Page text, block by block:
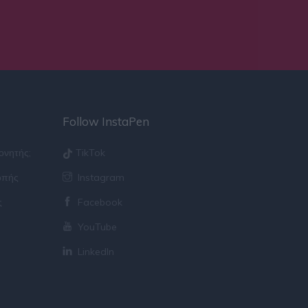
Follow InstaPen
TikTok
Instagram
Facebook
YouTube
LinkedIn